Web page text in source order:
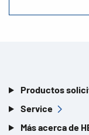
Productos
Service
Más acerca de